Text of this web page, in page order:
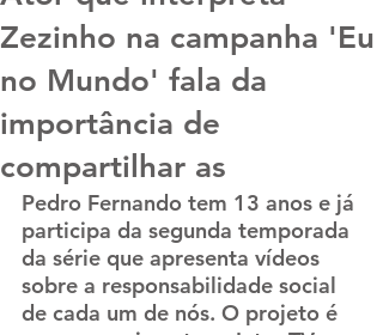
Zezinho na campanha 'Eu
no Mundo' fala da
importância de
compartilhar as
Pedro Fernando tem 13 anos e já
participa da segunda temporada
da série que apresenta vídeos
sobre a responsabilidade social
de cada um de nós. O projeto é